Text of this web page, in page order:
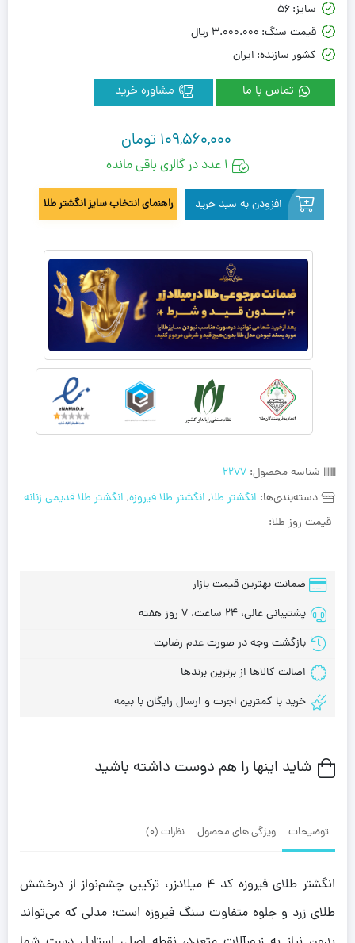
شناسه محصول: 2277
دسته‌بندی‌ها: انگشتر طلا, انگشتر طلا فیروزه, انگشتر طلا قدیمی زنانه
قیمت روز طلا:
سایز:56
قیمت سنگ: 3.000.000 ريال
کشور سازنده: ایران
تماس با ما
ضمانت بهترین قیمت بازار
پشتیبانی عالی، 24 ساعت، 7 روز هفته
بازگشت وجه در صورت عدم رضایت
اصالت کالاها از برترین برندها
خرید با کمترین اجرت و ارسال رایگان با بیمه
109,560,000 تومان
1 عدد در گالری باقی مانده
افزودن به سبد خرید راهنمای انتخاب سایز انگشتر طلا
شاید اینها را هم دوست داشته باشید
توضیحات ویژگی های محصول نظرات (0)
انگشتر طلای فیروزه کد ۴ میلادزر، ترکیبی چشم‌نواز از درخشش
طلای زرد و جلوه متفاوت سنگ فیروزه است؛ مدلی که می‌تواند